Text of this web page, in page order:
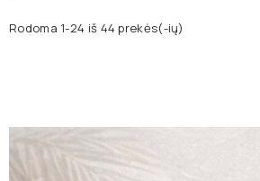
Rodoma 1-24 iš 44 prekės(-ių)